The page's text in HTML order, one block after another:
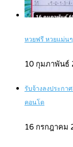
หวยฟรี หวยแม่น
10 กุมภาพันธ์
รับจ้างลงประกา
คอนโด
16 กรกฎาคม